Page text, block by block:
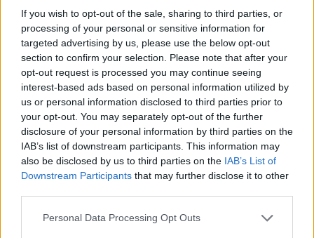
If you wish to opt-out of the sale, sharing to third parties, or
processing of your personal or sensitive information for
targeted advertising by us, please use the below opt-out
section to confirm your selection. Please note that after your
opt-out request is processed you may continue seeing
interest-based ads based on personal information utilized by
us or personal information disclosed to third parties prior to
your opt-out. You may separately opt-out of the further
disclosure of your personal information by third parties on the
IAB’s list of downstream participants. This information may
also be disclosed by us to third parties on the IAB’s List of
Downstream Participants that may further disclose it to other
Personal Data Processing Opt Outs
Késik vagy kimarad a vonat? Ilyenkor az is számít, milyen
jeggyel utaztunk. Mutatjuk, mikor jár pénzvisszafizetés,
kupon vagy kártérítés.